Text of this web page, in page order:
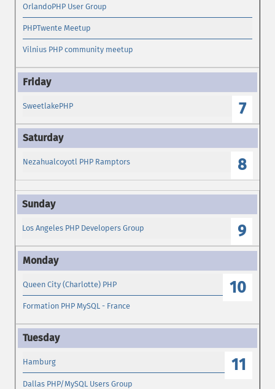
OrlandoPHP User Group
PHPTwente Meetup
Vilnius PHP community meetup
7
SweetlakePHP
8
Nezahualcoyotl PHP Ramptors
9
Los Angeles PHP Developers Group
10
Queen City (Charlotte) PHP
Formation PHP MySQL - France
11
Hamburg
Dallas PHP/MySQL Users Group